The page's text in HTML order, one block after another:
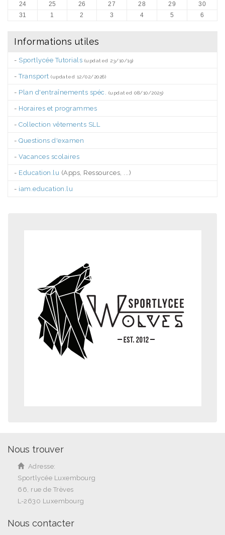
24
25 26 27 28 29
30
31
1 2 3 4 5 6
Informations utiles
- Sportlycée Tutorials (updated 23/10/19)
-Transport (updated 12/02/2026)
- Plan d'entraînements spéc. (updated 08/10/2025)
- Horaires et programmes
- Collection vêtements SLL
- Questions d'examen
- Vacances scolaires
- Education.lu (Apps, Ressources, ...)
- iam.education.lu
Nous trouver
Adresse:
Sportlycée Luxembourg
66, rue de Trèves
L-2630 Luxembourg
Nous contacter